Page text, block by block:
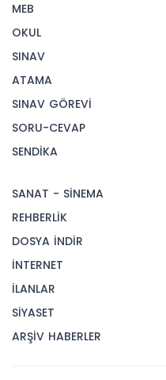
MEB
OKUL
SINAV
ATAMA
SINAV GÖREVİ
SORU-CEVAP
SENDİKA
SANAT - SİNEMA
REHBERLİK
DOSYA İNDİR
İNTERNET
İLANLAR
SİYASET
ARŞİV HABERLER